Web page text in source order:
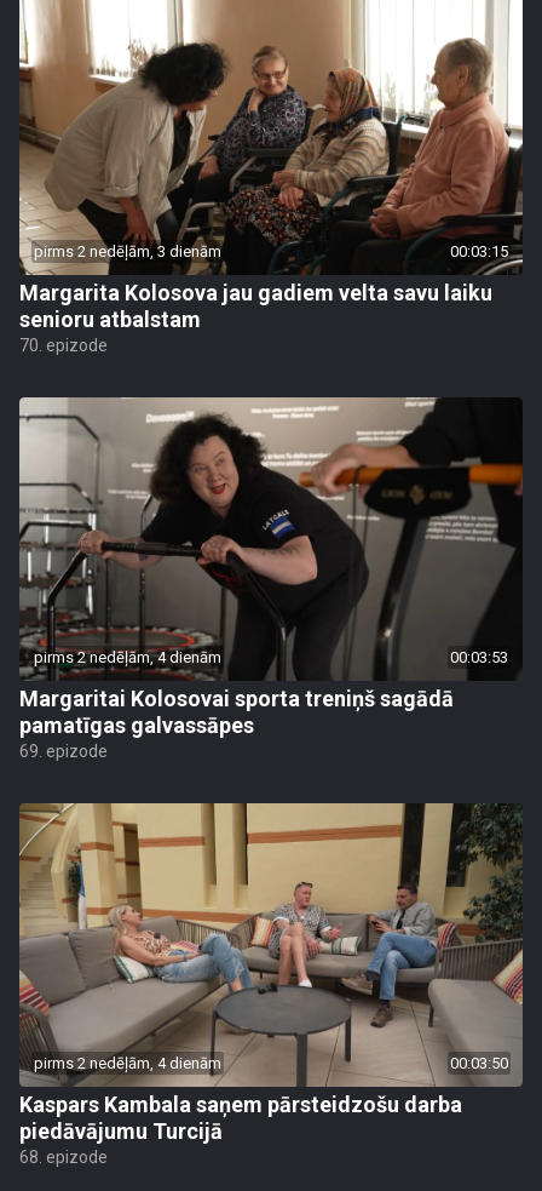
pirms 2 nedēļām, 3 dienām 00:03:15
Margarita Kolosova jau gadiem velta savu laiku
senioru atbalstam
70. epizode
pirms 2 nedēļām, 4 dienām 00:03:53
Margaritai Kolosovai sporta treniņš sagādā
pamatīgas galvassāpes
69. epizode
pirms 2 nedēļām, 4 dienām 00:03:50
Kaspars Kambala saņem pārsteidzošu darba
piedāvājumu Turcijā
68. epizode